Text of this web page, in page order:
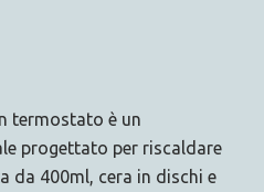
termostato è un
progettato per riscaldare
da 400ml, cera in dischi e